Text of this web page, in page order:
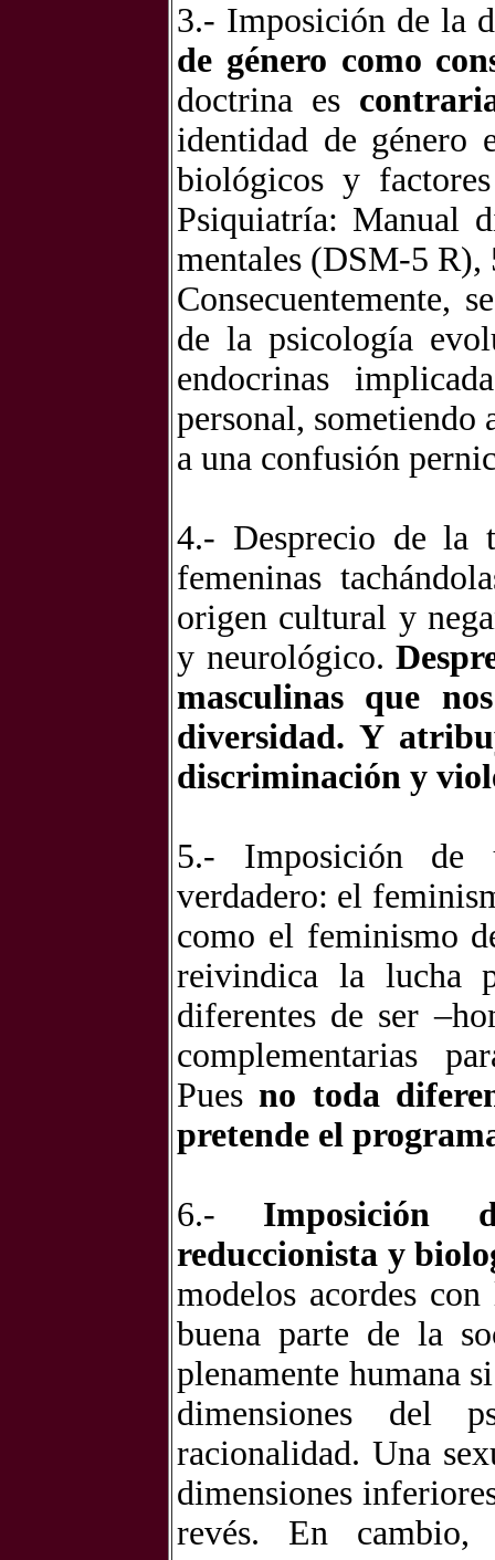
3.- Imposición de la
de género como
doctrina es
identidad de género
biológicos y
Psiquiatría: Manual
mentales (DSM-5
Consecuentemente,
de la psicología
endocrinas
personal, sometiendo
a una confusión
4.- Desprecio de la
femeninas
origen cultural y
y neurológico.
masculinas que
diversidad. Y
discriminación y
5.- Imposición de
verdadero: el
como el feminismo
reivindica la lucha
diferentes de ser
complementarias
Puesno toda
pretende el
6.- Imposición
reduccionista y
modelos acordes
buena parte de la
plenamente humana
dimensiones del
racionalidad. Una
dimensiones
revés. En